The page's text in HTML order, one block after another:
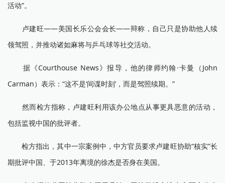
活动”。
卢建旺——美国长乐公会会长——辩称，自己只是协助他人续
领驾照，并推动诸如麻将与乒乓球等社交活动。
据《Courthouse News》报导，他的律师约翰·卡曼（John
Carman）表示：“这不是‘间谍时刻’，而是驾照续期。”
然而检方指称，卢建旺利用该办公地点从事更具恶意的活动，
包括监视中国的批评者。
检方指出，其中一宗案例中，中方官员要求卢建旺协助“核实”长
期批评中国、于2013年离境的徐杰是否身在美国。